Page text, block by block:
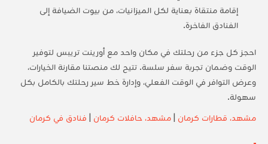
إقامة منتقاة بعناية لكل الميزانيات، من بيوت الضيافة إلى
الفنادق الفاخرة.
احجز كل جزء من رحلتك في مكان واحد مع أورينت تريبس لتوفير
الوقت وضمان تجربة سفر سلسة. تتيح لك منصتنا مقارنة الخيارات،
وعرض التوافر في الوقت الفعلي، وإدارة خط سير رحلتك بالكامل بكل
سهولة.
مشهد، قطارات كرمان | مشهد، حافلات كرمان | فنادق في كرمان